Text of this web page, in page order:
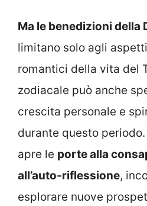
Ma le benedizioni della
limitano solo agli
romantici della vita del
zodiacale può anche
crescita personale e
durante questo
apre le porte alla
all’auto-riflessione,
esplorare nuove